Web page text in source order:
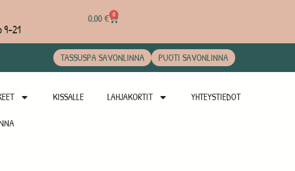
9-21
0,00€ 0
TASSUSPA SAVONLINNA PUOTI SAVONLINNA
KISSALLE LAHJAKORTIT YHTEYSTIEDOT